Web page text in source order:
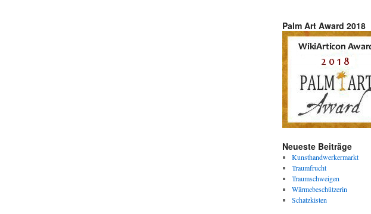
Palm Art Award 2018
Neueste Beiträge
Kunsthandwerkermarkt
Traumfrucht
Traumschweigen
Wärmebeschützerin
Schatzkisten